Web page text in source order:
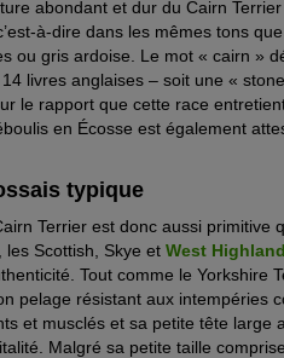
abondant et dur du Cairn
c’est-à-dire dans les mêmes tons
ou gris ardoise. Le mot « cairn »
livres anglaises – soit une «
le rapport que cette race
en Écosse est également
typique
Terrier est donc aussi
les Scottish, Skye et West
Tout comme le Yorkshire
pelage résistant aux intempéries
et musclés et sa petite tête large
Malgré sa petite taille